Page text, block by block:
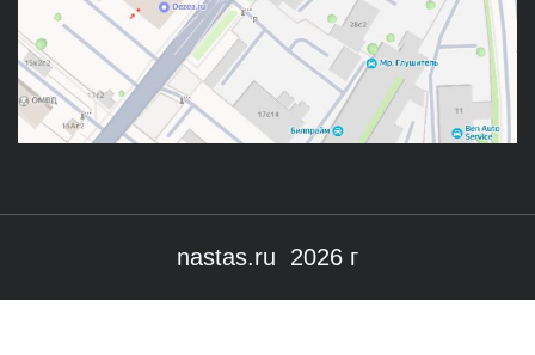
nastas.ru 2026 г